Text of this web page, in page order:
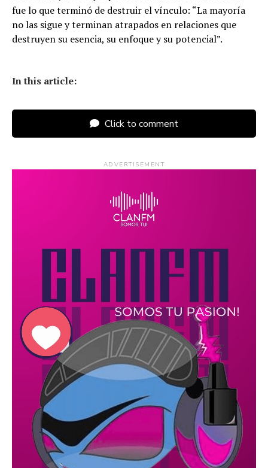
fue lo que terminó de destruir el vínculo: “La mayoría
no las sigue y terminan atrapados en relaciones que
destruyen su esencia, su enfoque y su potencial”.
In this article:
Click to comment
ADVERTISEMENT